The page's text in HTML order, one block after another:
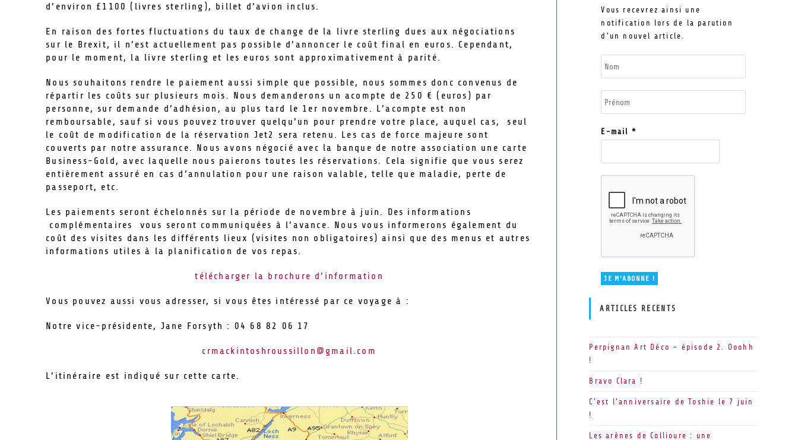
d’environ £1100 (livres sterling), billet d’avion inclus.
En raison des fortes fluctuations du taux de change de la livre sterling dues aux négociations
sur le Brexit, il n’est actuellement pas possible d’annoncer le coût final en euros. Cependant,
pour le moment, la livre sterling et les euros sont approximativement à parité.
Nous souhaitons rendre le paiement aussi simple que possible, nous sommes donc convenus de
répartir les coûts sur plusieurs mois. Nous demanderons un acompte de 250 € (euros) par
personne, sur demande d’adhésion, au plus tard le 1er novembre. L’acompte est non
remboursable, sauf si vous pouvez trouver quelqu’un pour prendre votre place, auquel cas, seul
le coût de modification de la réservation Jet2 sera retenu. Les cas de force majeure sont
couverts par notre assurance. Nous avons négocié avec la banque de notre association une carte
Business-Gold, avec laquelle nous paierons toutes les réservations. Cela signifie que vous serez
entièrement assuré en cas d’annulation pour une raison valable, telle que maladie, perte de
passeport, etc.
Les paiements seront échelonnés sur la période de novembre à juin. Des informations
complémentaires vous seront communiquées à l’avance. Nous vous informerons également du
coût des visites dans les différents lieux (visites non obligatoires) ainsi que des menus et autres
informations utiles à la planification de vos repas.
télécharger la brochure d’information
Vous pouvez aussi vous adresser, si vous êtes intéressé par ce voyage à :
Notre vice-présidente, Jane Forsyth : 04 68 82 06 17
crmackintoshroussillon@gmail.com
L’itinéraire est indiqué sur cette carte.
Vous recevrez ainsi une
notification lors de la parution
d'un nouvel article.
E-mail *
ARTICLES RECENTS
Perpignan Art Déco – épisode 2. Ooohh
!
Bravo Clara !
C’est l’anniversaire de Toshie le 7 juin
!
Les arènes de Collioure : une